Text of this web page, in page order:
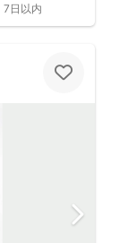
7日以内